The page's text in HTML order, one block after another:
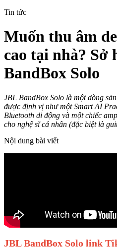
Tin tức
Muốn thu âm
cao tại nhà? Sở
BandBox Solo
JBL BandBox Solo là một dòng
được định vị như một Smart AI
Bluetooth di động và một chiếc
cho nghệ sĩ cá nhân (đặc biệt là
Nội dung bài viết
JBL BandBox Solo link